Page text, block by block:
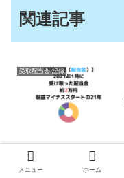
関連記事
受取配当金 記録
受取配当金 記録
メニュー ホーム